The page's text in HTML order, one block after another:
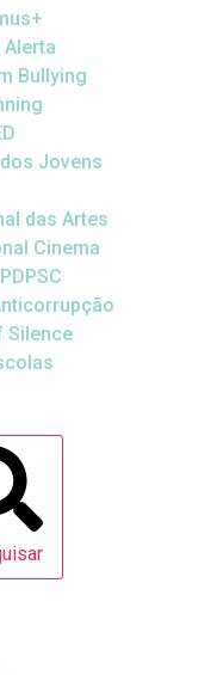
Alerta
Bullying
Jovens
das Artes
Cinema
Silence